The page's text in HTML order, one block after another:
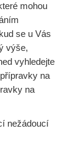
mohou
se u Vás
výše,
vyhledejte
na
na
nežádoucí